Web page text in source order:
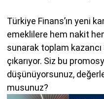
Türkiye Finans’ın yeni
emeklilere hem nakit
sunarak toplam kazancı
çıkarıyor. Siz bu
düşünüyorsunuz,
musunuz?